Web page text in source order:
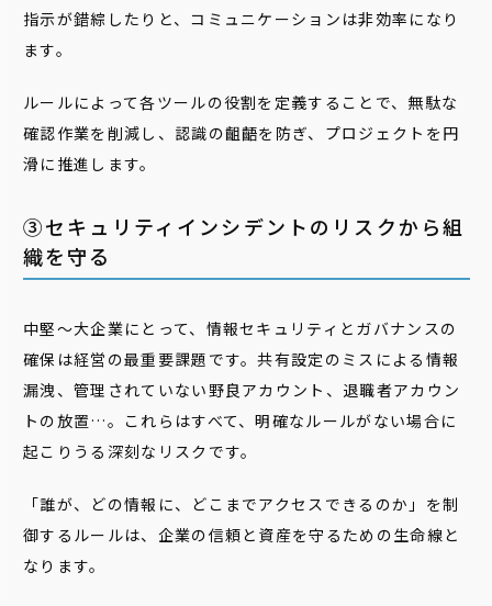
指示が錯綜したりと、コミュニケーションは非効率になり
ます。
ルールによって各ツールの役割を定義することで、無駄な
確認作業を削減し、認識の齟齬を防ぎ、プロジェクトを円
滑に推進します。
③セキュリティインシデントのリスクから組
織を守る
中堅〜大企業にとって、情報セキュリティとガバナンスの
確保は経営の最重要課題です。共有設定のミスによる情報
漏洩、管理されていない野良アカウント、退職者アカウン
トの放置…。これらはすべて、明確なルールがない場合に
起こりうる深刻なリスクです。
「誰が、どの情報に、どこまでアクセスできるのか」を制
御するルールは、企業の信頼と資産を守るための生命線と
なります。